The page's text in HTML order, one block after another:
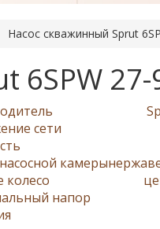
Насос скважинный Sprut
6SPW 27-
сети
камеры
колесо
напор